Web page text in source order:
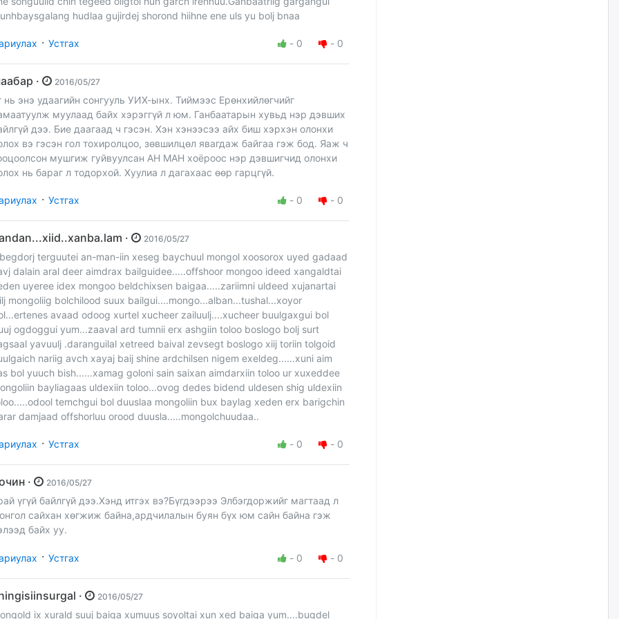
hudlaa gujirdej shorond hiihne ene uls yu bolj bnaa
· Устгах - 0 - 0
шаабар · 2016/05/27
нь энэ удаагийн сонгууль УИХ-ынх. Тиймээс Ерөнхийлөгчийг
муулаад байх хэрэггүй л юм. Ганбаатарын хувьд нэр дэвших
дээ. Бие даагаад ч гэсэн. Хэн хэнээсээ айх биш хэрхэн олонхи
вэ гэсэн гол тохиролцоо, зөвшилцөл явагдаж байгаа гэж бод. Яаж ч
мушгиж гуйвуулсан АН МАН хоёроос нэр дэвшигчид олонхи
нь бараг л тодорхой. Хуулиа л дагахаас өөр гарцгүй.
· Устгах - 0 - 0
gandan...xiid..xanba.lam · 2016/05/27
terguutei an-man-iin xeseg baychuul mongol xoosorox uyed gadaad
dalain aral deer aimdrax bailguidee.....offshoor mongoo ideed xangaldtai
uyeree idex mongoo beldchixsen baigaa.....zariimni uldeed xujanartai
mongoliig bolchilood suux bailgui....mongo...alban...tushal...xoyor
avaad odoog xurtel xucheer zailuulj....xucheer buulgaxgui bol
ogdoggui yum...zaaval ard tumnii erx ashgiin toloo boslogo bolj surt
yavuulj .daranguilal xetreed baival zevsegt boslogo xiij toriin tolgoid
nariig avch xayaj baij shine ardchilsen nigem exeldeg......xuni aim
bol yuuch bish......xamag goloni sain saixan aimdarxiin toloo ur xuxeddee
bayliagaas uldexiin toloo...ovog dedes bidend uldesen shig uldexiin
temchgui bol duuslaa mongoliin bux baylag xeden erx barigchin
damjaad offshorluu orood duusla.....mongolchuudaa..
· Устгах - 0 - 0
Зочин · 2016/05/27
үгүй байлгүй дээ.Хэнд итгэх вэ?Бүгдээрээ Элбэгдоржийг магтаад л
сайхан хөгжиж байна,ардчилалын буян бүх юм сайн байна гэж
байх уу.
· Устгах - 0 - 0
chingisiinsurgal · 2016/05/27
ix xurald suuj baiga xumuus soyoltai xun xed baiga yum....bugdel